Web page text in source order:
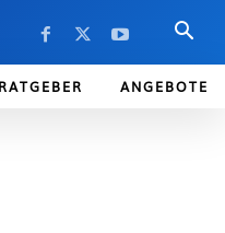
RATGEBER ANGEBOTE